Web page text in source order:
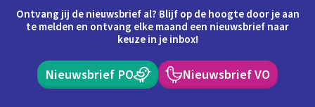
Ontvang jij de nieuwsbrief al? Blijf op de hoogte door je aan
te melden en ontvang elke maand een nieuwsbrief naar
keuze in je inbox!
Nieuwsbrief PO Nieuwsbrief VO